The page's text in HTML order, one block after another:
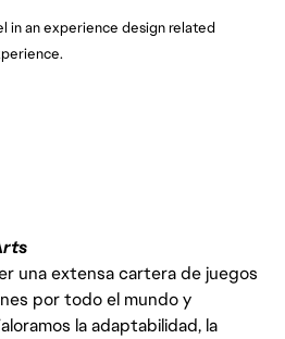
in an experience design related
una extensa cartera de juegos
por todo el mundo y
la adaptabilidad, la